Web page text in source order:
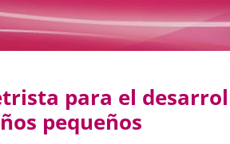
para el
pequeños